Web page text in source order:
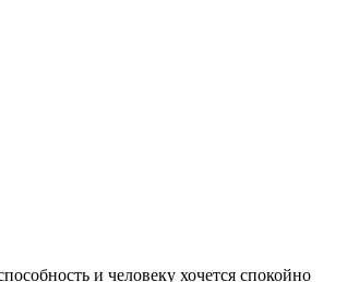
и человеку хочется спокойно